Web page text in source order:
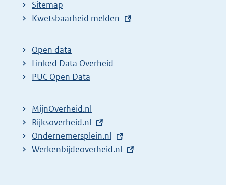
Sitemap
E
t
e
r
l
i
n
k
Kwetsbaarheid melden
Open data
Linked Data Overheid
PUC Open Data
MijnOverheid.nl
E
x
t
Rijksoverheid.nl
E
x
Ondernemersplein.nl
E
Werkenbijdeoverheid.nl